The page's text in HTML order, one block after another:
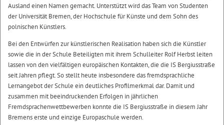
Ausland einen Namen gemacht. Unterstützt wird das Team von Studenten
der Universität Bremen, der Hochschule für Künste und dem Sohn des
polnischen Künstlers.
Bei den Entwürfen zur künstlerischen Realisation haben sich die Künstler
sowie die in der Schule Beteiligten mit ihrem Schulleiter Rolf Herbst leiten
lassen von den vielfältigen europäischen Kontakten, die die IS Bergiusstraße
seit Jahren pflegt. So stellt heute insbesondere das fremdsprachliche
Lernangebot der Schule ein deutliches Profilmerkmal dar. Damit und
zusammen mit beeindruckenden Erfolgen in jährlichen
Fremdsprachenwettbewerben konnte die IS Bergiusstraße in diesem Jahr
Bremens erste und einzige Europaschule werden.